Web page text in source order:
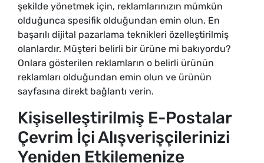
şekilde yönetmek için, reklamlarınızın mümkün
olduğunca spesifik olduğundan emin olun. En
başarılı dijital pazarlama teknikleri özelleştirilmiş
olanlardır. Müşteri belirli bir ürüne mi bakıyordu?
Onlara gösterilen reklamların o belirli ürünün
reklamları olduğundan emin olun ve ürünün
sayfasına direkt bağlantı verin.
Kişiselleştirilmiş E-Postalar
Çevrim İçi Alışverişçilerinizi
Yeniden Etkilemenize